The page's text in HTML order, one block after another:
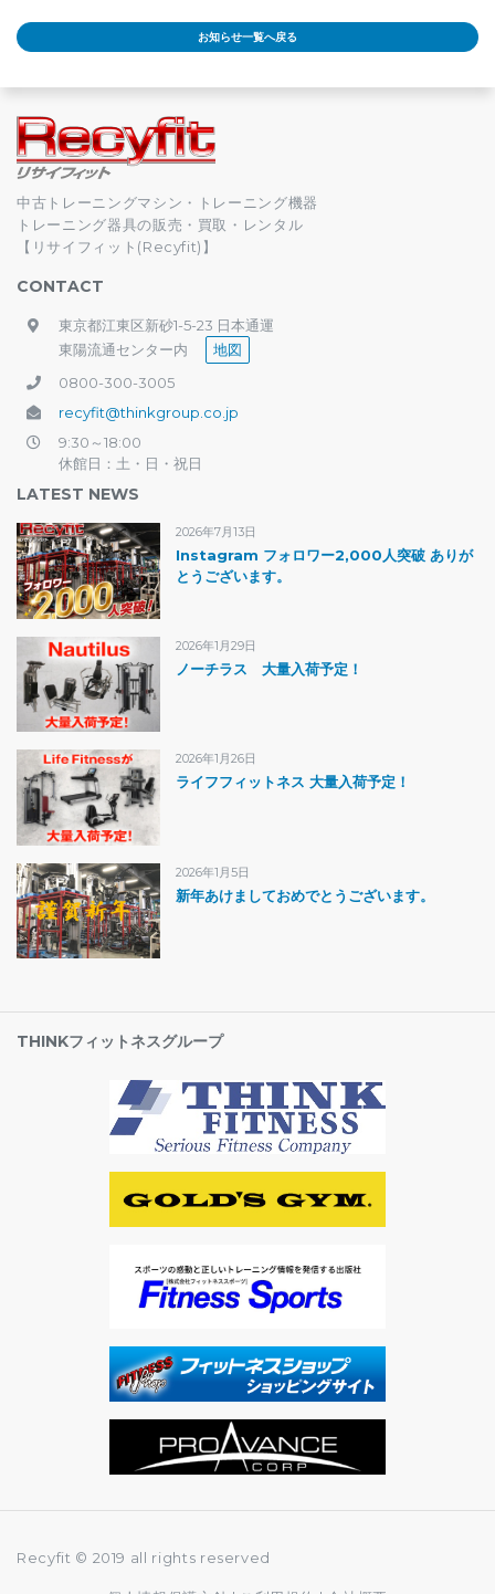
お知らせ一覧へ戻る
中古トレーニングマシン・トレーニング機器
トレーニング器具の販売・買取・レンタル
【リサイフィット(Recyfit)】
CONTACT
東京都江東区新砂1-5-23 日本通運
東陽流通センター内
地図
0800-300-3005
recyfit@thinkgroup.co.jp
9:30～18:00
休館日：土・日・祝日
LATEST NEWS
2026年7月13日
Instagram フォロワー2,000人突破 ありが
とうございます。
2026年1月29日
ノーチラス 大量入荷予定！
2026年1月26日
ライフフィットネス 大量入荷予定！
2026年1月5日
新年あけましておめでとうございます。
THINKフィットネスグループ
Recyfit © 2019 all rights reserved